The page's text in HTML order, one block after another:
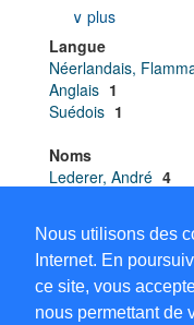
Nous utilisons des
Internet. En
ce site, vous
nous permettant de
∨ plus
Langue
Néerlandais,
Anglais 1
Suédois 1
Noms
Lederer, André 4
Cahen, Lucien 2
Chaltin, Louis
∨ plus